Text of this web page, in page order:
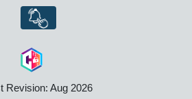
Revision: Aug 2026